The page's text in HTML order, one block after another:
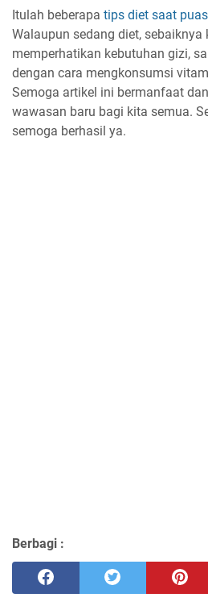
Itulah beberapa tips diet saat
Walaupun sedang diet, sebaiknya
memperhatikan kebutuhan gizi,
dengan cara mengkonsumsi
Semoga artikel ini bermanfaat
wawasan baru bagi kita semua.
semoga berhasil ya.
Berbagi :